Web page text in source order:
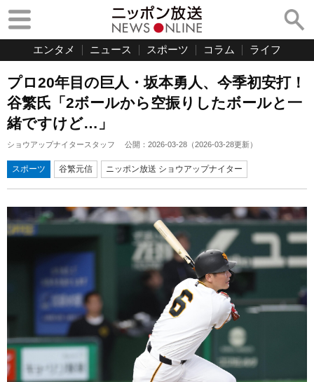
エンタメ ニュース スポーツ コラム ライフ
プロ20年目の巨人・坂本勇人、今季初安打！
谷繁氏「2ボールから空振りしたボールと一
緒ですけど…」
ショウアップナイタースタッフ 公開： 2026-03-28 （2026-03-28更新）
スポーツ 谷繁元信 ニッポン放送 ショウアップナイター